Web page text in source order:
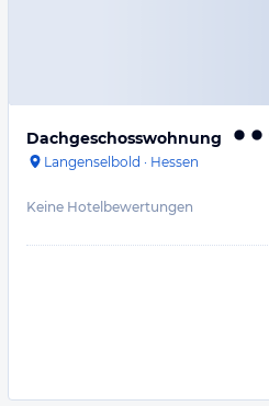
Dachgeschosswohnung
Langenselbold · Hessen
Keine Hotelbewertungen